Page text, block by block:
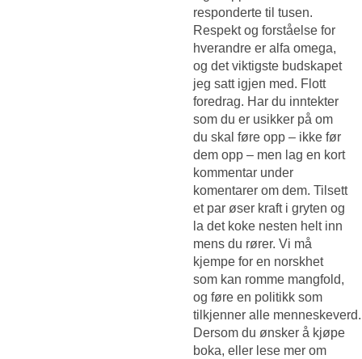
responderte til tusen.
Respekt og forståelse for
hverandre er alfa omega,
og det viktigste budskapet
jeg satt igjen med. Flott
foredrag. Har du inntekter
som du er usikker på om
du skal føre opp – ikke før
dem opp – men lag en kort
kommentar under
komentarer om dem. Tilsett
et par øser kraft i gryten og
la det koke nesten helt inn
mens du rører. Vi må
kjempe for en norskhet
som kan romme mangfold,
og føre en politikk som
tilkjenner alle menneskeverd.
Dersom du ønsker å kjøpe
boka, eller lese mer om